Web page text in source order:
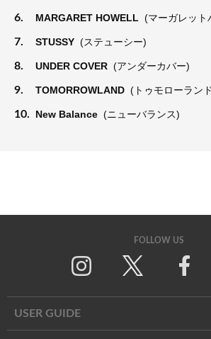
6. MARGARET HOWELL (マーガレット
7. STUSSY (ステューシー)
8. UNDER COVER (アンダーカバー)
9. TOMORROWLAND (トゥモローラン
10. New Balance (ニューバランス)
FOLLOW US
USER GUIDE